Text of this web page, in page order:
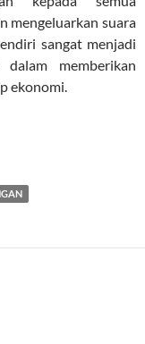
mengeluarkan suara
sangat menjadi
memberikan
ekonomi.